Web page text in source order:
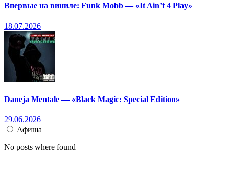
Впервые на виниле: Funk Mobb — «It Ain’t 4 Play»
18.07.2026
Daneja Mentale — «Black Magic: Special Edition»
29.06.2026
Афиша
No posts where found